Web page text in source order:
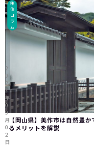
移
住
コ
ラ
ム
【岡山県】美作市は自然豊
るメリットを解説
2
0
2
3
年
0
9
月
0
2
日